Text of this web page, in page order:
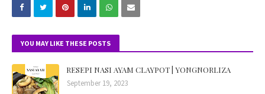
YOU MAY LIKE THESE POSTS
RESEPI NASI AYAM CLAYPOT | YONGNORLIZA
September 19, 2023